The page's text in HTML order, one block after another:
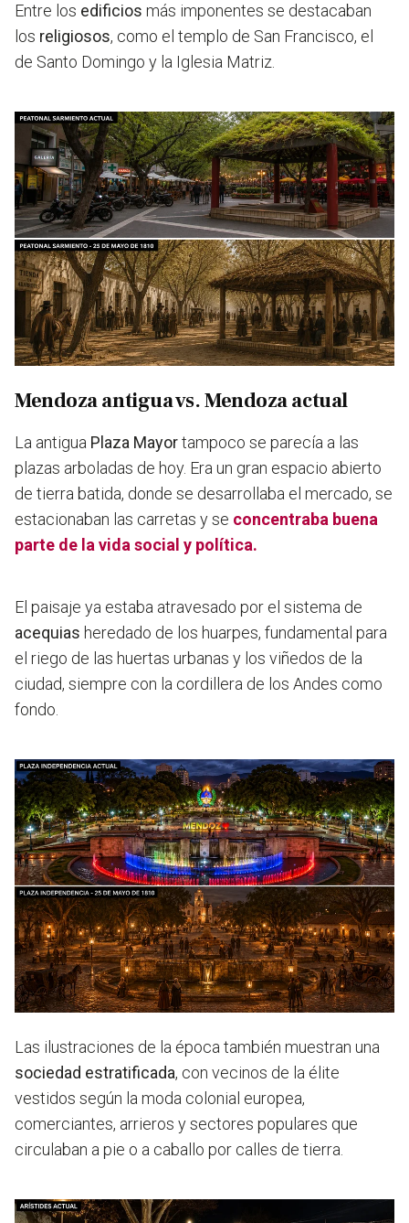
Entre los edificios más imponentes se destacaban
los religiosos, como el templo de San Francisco, el
de Santo Domingo y la Iglesia Matriz.
Mendoza antigua vs. Mendoza actual
La antigua Plaza Mayortampoco se parecía a las
plazas arboladas de hoy. Era un gran espacio abierto
de tierra batida, donde se desarrollaba el mercado, se
estacionaban las carretas y se concentraba buena
parte de la vida social y política.
El paisaje ya estaba atravesado por el sistema de
acequias heredado de los huarpes, fundamental para
el riego de las huertas urbanas y los viñedos de la
ciudad, siempre con la cordillera de los Andes como
fondo.
Las ilustraciones de la época también muestran una
sociedad estratificada, con vecinos de la élite
vestidos según la moda colonial europea,
comerciantes, arrieros y sectores populares que
circulaban a pie o a caballo por calles de tierra.